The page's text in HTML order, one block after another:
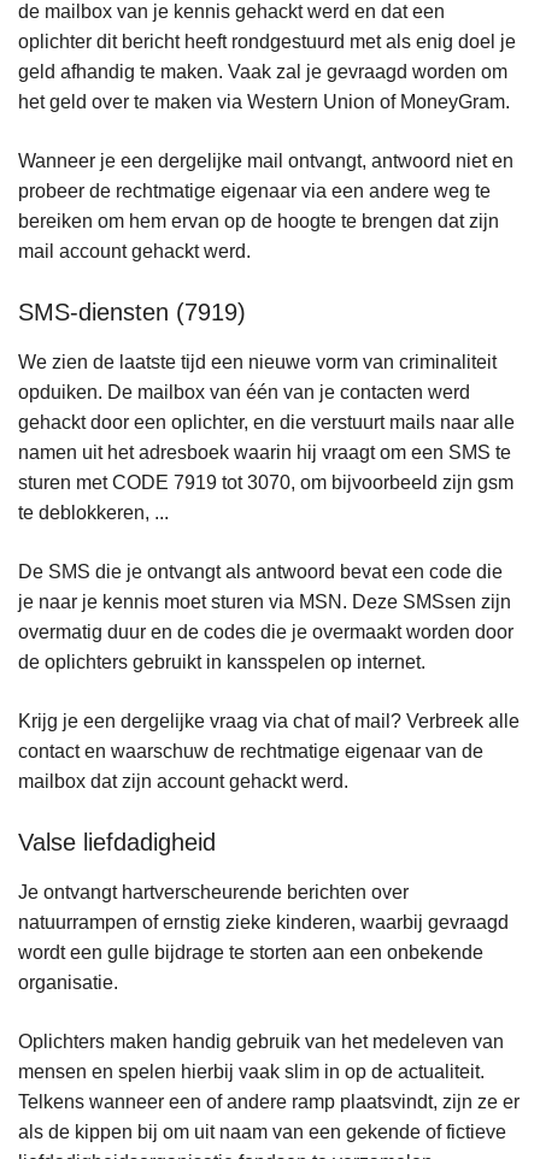
de mailbox van je kennis gehackt werd en dat een
oplichter dit bericht heeft rondgestuurd met als enig doel je
geld afhandig te maken. Vaak zal je gevraagd worden om
het geld over te maken via Western Union of MoneyGram.
Wanneer je een dergelijke mail ontvangt, antwoord niet en
probeer de rechtmatige eigenaar via een andere weg te
bereiken om hem ervan op de hoogte te brengen dat zijn
mail account gehackt werd.
SMS-diensten (7919)
We zien de laatste tijd een nieuwe vorm van criminaliteit
opduiken. De mailbox van één van je contacten werd
gehackt door een oplichter, en die verstuurt mails naar alle
namen uit het adresboek waarin hij vraagt om een SMS te
sturen met CODE 7919 tot 3070, om bijvoorbeeld zijn gsm
te deblokkeren, ...
De SMS die je ontvangt als antwoord bevat een code die
je naar je kennis moet sturen via MSN. Deze SMSsen zijn
overmatig duur en de codes die je overmaakt worden door
de oplichters gebruikt in kansspelen op internet.
Krijg je een dergelijke vraag via chat of mail? Verbreek alle
contact en waarschuw de rechtmatige eigenaar van de
mailbox dat zijn account gehackt werd.
Valse liefdadigheid
Je ontvangt hartverscheurende berichten over
natuurrampen of ernstig zieke kinderen, waarbij gevraagd
wordt een gulle bijdrage te storten aan een onbekende
organisatie.
Oplichters maken handig gebruik van het medeleven van
mensen en spelen hierbij vaak slim in op de actualiteit.
Telkens wanneer een of andere ramp plaatsvindt, zijn ze er
als de kippen bij om uit naam van een gekende of fictieve